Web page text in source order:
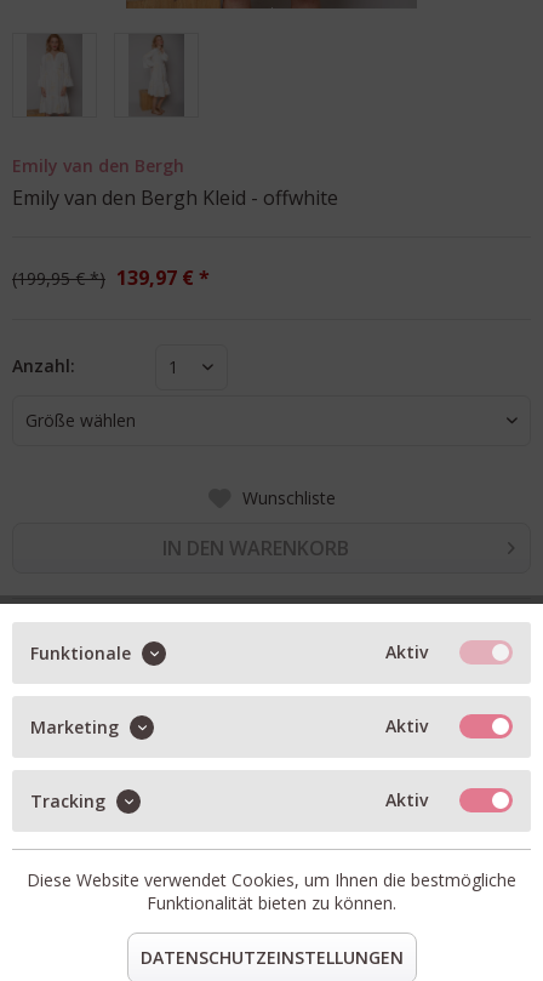
Emily van den Bergh
Emily van den Bergh Kleid - offwhite
199,95 € * 139,97 € *
Anzahl: 1
Größe wählen
Wunschliste
IN DEN WARENKORB
BESCHREIBUNG
Stufenkleid in soft gewaschener Leinen-Qualität
allover Blätter-Stickerei
Blende am Krage und V-Ausschnitt
3/4 Ärmel mit Volants
Artikel-Nr.:
8599-156530-4-120
Passform:
fällt normal aus
100% Leinen
teilen
teilen
Funktionale Aktiv
Marketing Aktiv
Tracking Aktiv
Diese Website verwendet Cookies, um Ihnen die bestmögliche
Funktionalität bieten zu können.
DATENSCHUTZEINSTELLUNGEN